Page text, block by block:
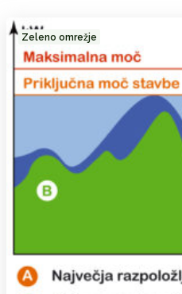
Zeleno omrežje